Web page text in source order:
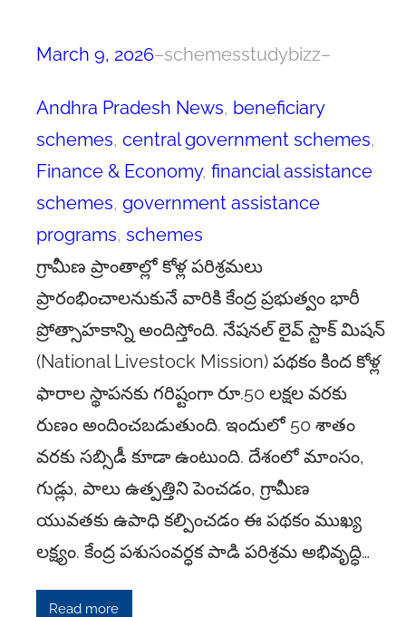
March 9, 2026–schemesstudybizz–
Andhra Pradesh News, beneficiary
schemes, central government schemes
Finance & Economy, financial assistance
schemes, government assistance
programs, schemes
గ్రామీణ ప్రాంతాల్లో కోళ్ల పరిశ్రమలు
ప్రారంభించాలనుకునే వారికి కేంద్ర ప్రభుత్వం భారీ
ప్రోత్సాహకాన్ని అందిస్తోంది. నేషనల్ లైవ్ స్టాక్ మిషన్
(National Livestock Mission) పథకం కింద కోళ్ల
ఫారాల స్థాపనకు గరిష్టంగా రూ.50 లక్షల వరకు
రుణం అందించబడుతుంది. ఇందులో 50 శాతం
వరకు సబ్సిడీ కూడా ఉంటుంది. దేశంలో మాంసం,
గుడ్లు, పాలు ఉత్పత్తిని పెంచడం, గ్రామీణ
యువతకు ఉపాధి కల్పించడం ఈ పథకం ముఖ్య
లక్ష్యం. కేంద్ర పశుసంవర్ధక పాడి పరిశ్రమ అభివృద్ధి…
Read more